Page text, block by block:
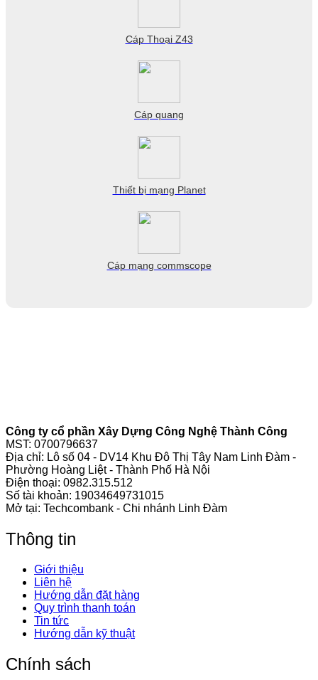
Cáp Thoại Z43
Cáp quang
Thiết bị mạng Planet
Cáp mạng commscope
Công ty cổ phần Xây Dựng Công Nghệ Thành Công
MST: 0700796637
Địa chỉ: Lô số 04 - DV14 Khu Đô Thị Tây Nam Linh Đàm -
Phường Hoàng Liệt - Thành Phố Hà Nội
Điện thoại: 0982.315.512
Số tài khoản: 19034649731015
Mở tại: Techcombank - Chi nhánh Linh Đàm
Thông tin
Giới thiệu
Liên hệ
Hướng dẫn đặt hàng
Quy trình thanh toán
Tin tức
Hướng dẫn kỹ thuật
Chính sách